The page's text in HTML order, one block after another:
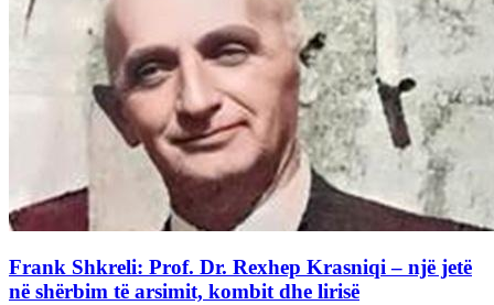
Frank Shkreli: Prof. Dr. Rexhep Krasniqi – një jetë
në shërbim të arsimit, kombit dhe lirisë